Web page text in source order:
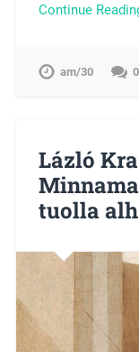
Continue
am/30 0
Lázló
tuolla